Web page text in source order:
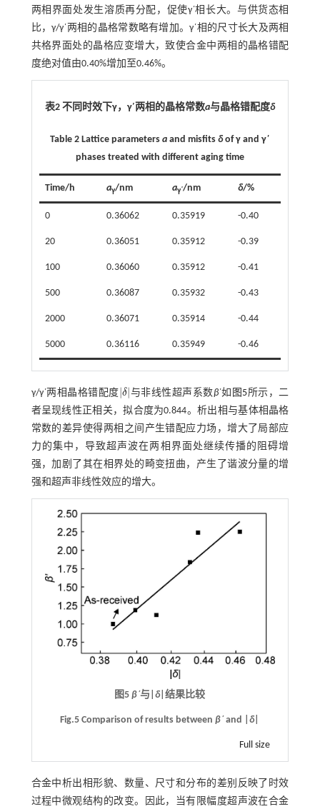
两相界面处发生溶质再分配，促使γ΄相长大。与供货态相
比，γ/γ΄两相的晶格常数略有增加。γ΄相的尺寸长大及两相
共格界面处的晶格应变增大，致使合金中两相的晶格错配
度绝对值由0.40%增加至0.46%。
表2 不同时效下γ，γ′两相的晶格常数a与晶格错配度δ
Table 2 Lattice parametersa and misfitsδof γ and γ΄
phases treated with different aging time
Time/h aγ/nm aγ΄ /nm δ/%
0 0.36062 0.35919 -0.40
20 0.36051 0.35912 -0.39
100 0.36060 0.35912 -0.41
500 0.36087 0.35932 -0.43
2000 0.36071 0.35914 -0.44
5000 0.36116 0.35949 -0.46
γ/γ΄两相晶格错配度 |δ|
δ 与非线性超声系数β΄如 图5所示，二
者呈现线性正相关，拟合度为0.844。析出相与基体相晶格
常数的差异使得两相之间产生错配应力场，增大了局部应
力的集中，导致超声波在两相界面处继续传播的阻碍增
强，加剧了其在相界处的畸变扭曲，产生了谐波分量的增
强和超声非线性效应的增大。
图5β΄与|δ|结果比较
Fig.5 Comparison of results betweenβ΄ and |δ|
Full size
合金中析出相形貌、数量、尺寸和分布的差别反映了时效
过程中微观结构的改变。因此，当有限幅度超声波在合金